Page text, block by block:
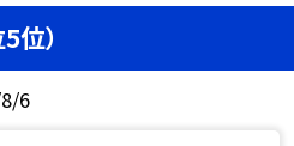
位）
6